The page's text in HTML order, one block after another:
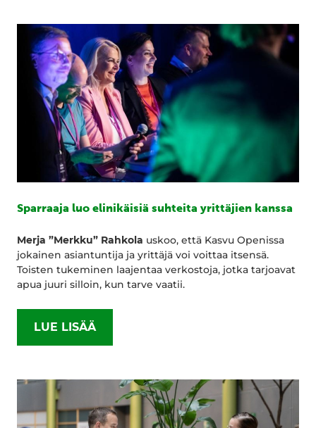
Sparraaja luo elinikäisiä suhteita yrittäjien kanssa
Merja ”Merkku” Rahkola uskoo, että Kasvu Openissa
jokainen asiantuntija ja yrittäjä voi voittaa itsensä.
Toisten tukeminen laajentaa verkostoja, jotka tarjoavat
apua juuri silloin, kun tarve vaatii.
LUE LISÄÄ